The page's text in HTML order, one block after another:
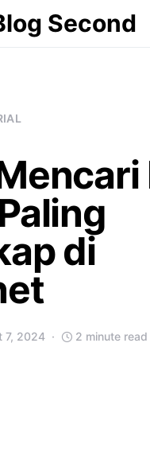
Second
di
7, 2024 2 minute read